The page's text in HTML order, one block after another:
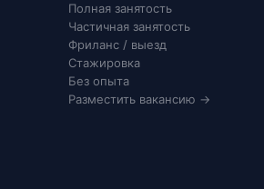
Полная занятость
Частичная занятость
Фриланс / выезд
Стажировка
Без опыта
Разместить вакансию →